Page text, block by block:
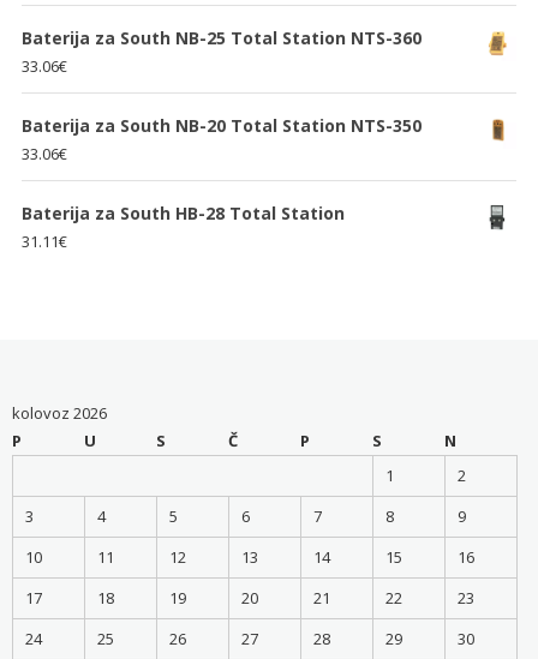
Baterija za South NB-25 Total Station NTS-360
33.06€
Baterija za South NB-20 Total Station NTS-350
33.06€
Baterija za South HB-28 Total Station
31.11€
kolovoz 2026
P
U S Č P S
N
1
2
3
4 5 6 7 8
9
10
11 12 13 14 15
16
17
18 19 20 21 22
23
24
25 26 27 28 29
30